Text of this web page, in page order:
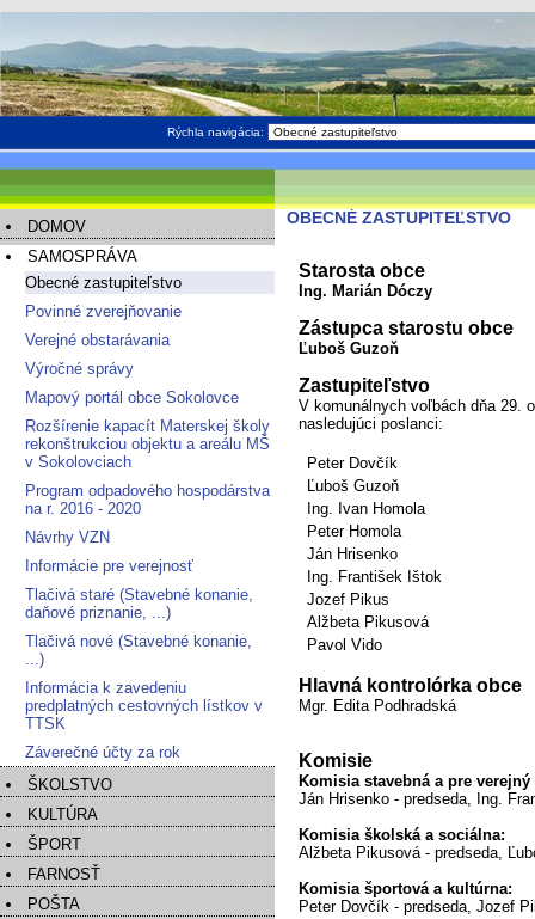
Rýchla navigácia:
DOMOV
SAMOSPRÁVA
Obecné zastupiteľstvo
Povinné zverejňovanie
Verejné obstarávania
Výročné správy
Mapový portál obce Sokolovce
Rozšírenie kapacít Materskej školy
rekonštrukciou objektu a areálu MŠ
v Sokolovciach
Program odpadového hospodárstva
na r. 2016 - 2020
Návrhy VZN
Informácie pre verejnosť
Tlačivá staré (Stavebné konanie,
daňové priznanie, ...)
Tlačivá nové (Stavebné konanie,
...)
Informácia k zavedeniu
predplatných cestovných lístkov v
TTSK
Záverečné účty za rok
ŠKOLSTVO
KULTÚRA
ŠPORT
FARNOSŤ
POŠTA
OBECNÉ ZASTUPITEĽSTVO
Starosta obce
Ing. Marián Dóczy
Zástupca starostu obce
Ľuboš Guzoň
Zastupiteľstvo
V komunálnych voľbách dňa 29.
nasledujúci poslanci:
Peter Dovčík
Ľuboš Guzoň
Ing. Ivan Homola
Peter Homola
Ján Hrisenko
Ing. František Ištok
Jozef Pikus
Alžbeta Pikusová
Pavol Vido
Hlavná kontrolórka obce
Mgr. Edita Podhradská
Komisie
Komisia stavebná a pre
Ján Hrisenko - predseda, Ing.
Komisia školská a sociálna:
Alžbeta Pikusová - predseda,
Komisia športová a kultúrna:
Peter Dovčík - predseda, Jozef